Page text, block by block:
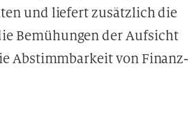
und liefert zusätzlich die
Bemühungen der Aufsicht
Abstimmbarkeit von Finanz-